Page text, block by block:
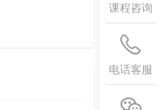
课程咨询
电话客服